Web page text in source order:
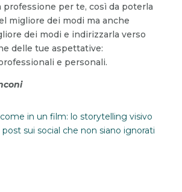
professione per te, così da poterla
migliore dei modi ma anche
dei modi e indirizzarla verso
delle tue aspettative:
e personali.
in un film: lo storytelling visivo
sui social che non siano ignorati